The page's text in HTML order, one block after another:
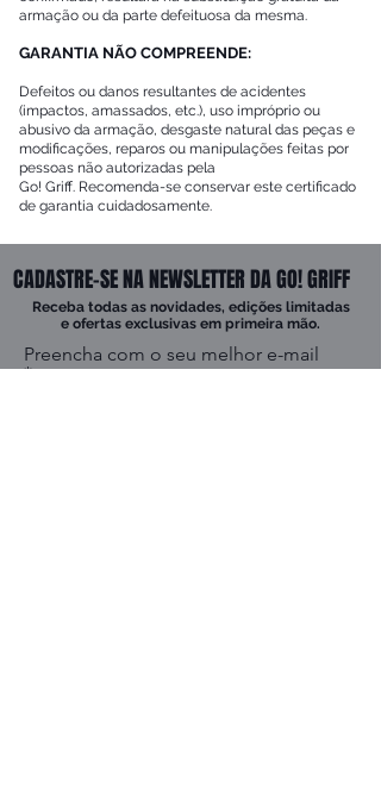
armação ou da parte defeituosa da mesma.
GARANTIA NÃO COMPREENDE:
Defeitos ou danos resultantes de acidentes
(impactos, amassados, etc.), uso impróprio ou
abusivo da armação, desgaste natural das peças e
modificações, reparos ou manipulações feitas por
pessoas não autorizadas pela
Go! Griff. Recomenda-se conservar este certificado
de garantia cuidadosamente.
CADASTRE-SE NA NEWSLETTER DA GO! GRIFF
Receba todas as novidades, edições limitadas
e ofertas exclusivas em primeira mão.
Preencha com o seu melhor e-mail